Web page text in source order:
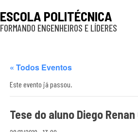
ESCOLA POLITÉCNICA
FORMANDO ENGENHEIROS E LÍDERES
« Todos Eventos
Este evento já passou.
Tese do aluno Diego